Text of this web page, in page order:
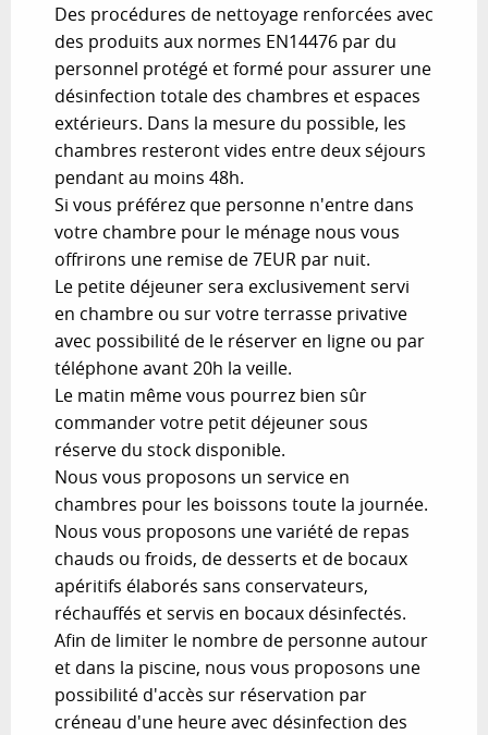
Des procédures de nettoyage renforcées avec
des produits aux normes EN14476 par du
personnel protégé et formé pour assurer une
désinfection totale des chambres et espaces
extérieurs. Dans la mesure du possible, les
chambres resteront vides entre deux séjours
pendant au moins 48h.
Si vous préférez que personne n'entre dans
votre chambre pour le ménage nous vous
offrirons une remise de 7EUR par nuit.
Le petite déjeuner sera exclusivement servi
en chambre ou sur votre terrasse privative
avec possibilité de le réserver en ligne ou par
téléphone avant 20h la veille.
Le matin même vous pourrez bien sûr
commander votre petit déjeuner sous
réserve du stock disponible.
Nous vous proposons un service en
chambres pour les boissons toute la journée.
Nous vous proposons une variété de repas
chauds ou froids, de desserts et de bocaux
apéritifs élaborés sans conservateurs,
réchauffés et servis en bocaux désinfectés.
Afin de limiter le nombre de personne autour
et dans la piscine, nous vous proposons une
possibilité d'accès sur réservation par
créneau d'une heure avec désinfection des